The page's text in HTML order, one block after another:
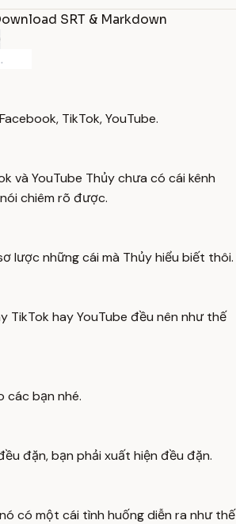
SRT & Markdown
TikTok, YouTube.
và YouTube Thủy chưa có cái kênh
chiêm rõ được.
lược những cái mà Thủy hiểu biết thôi.
TikTok hay YouTube đều nên như thế
các bạn nhé.
đặn, bạn phải xuất hiện đều đặn.
có một cái tình huống diễn ra như thế